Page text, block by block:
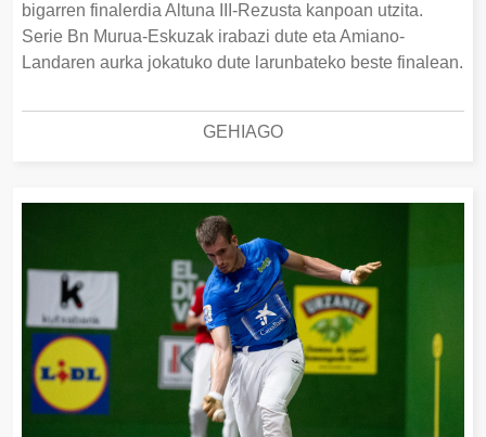
bigarren finalerdia Altuna III-Rezusta kanpoan utzita.
Serie Bn Murua-Eskuzak irabazi dute eta Amiano-
Landaren aurka jokatuko dute larunbateko beste finalean.
GEHIAGO